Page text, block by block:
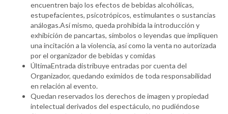
encuentren bajo los efectos de bebidas alcohólicas,
estupefacientes, psicotrópicos, estimulantes o sustancias
análogas.Así mismo, queda prohibida la introducción y
exhibición de pancartas, símbolos o leyendas que impliquen
una incitación a la violencia, así como la venta no autorizada
por el organizador de bebidas y comidas
ÚltimaEntrada distribuye entradas por cuenta del
Organizador, quedando eximidos de toda responsabilidad
en relación al evento.
Quedan reservados los derechos de imagen y propiedad
intelectual derivados del espectáculo, no pudiéndose